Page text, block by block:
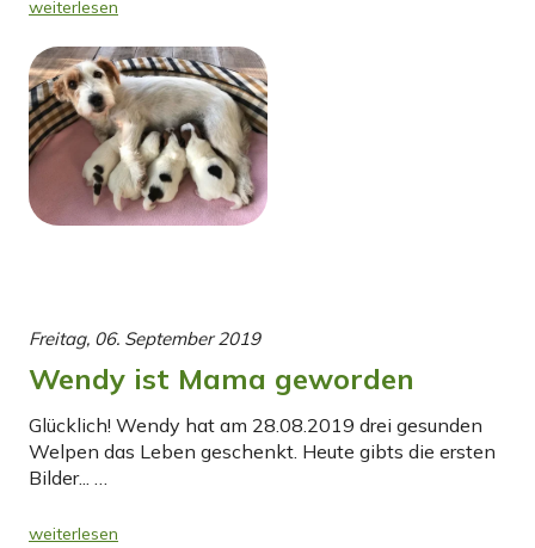
weiterlesen
Freitag, 06. September 2019
Wendy ist Mama geworden
Glücklich! Wendy hat am 28.08.2019 drei gesunden
Welpen das Leben geschenkt. Heute gibts die ersten
Bilder... …
weiterlesen